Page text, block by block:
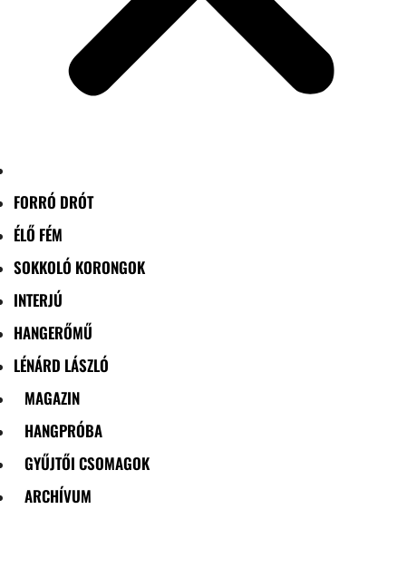
FORRÓ DRÓT
ÉLŐ FÉM
SOKKOLÓ KORONGOK
INTERJÚ
HANGERŐMŰ
LÉNÁRD LÁSZLÓ
MAGAZIN
HANGPRÓBA
GYŰJTŐI CSOMAGOK
ARCHÍVUM